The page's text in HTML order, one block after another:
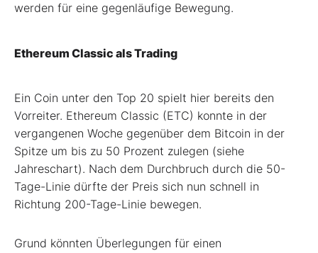
werden für eine gegenläufige Bewegung.
Ethereum Classic als Trading
Ein Coin unter den Top 20 spielt hier bereits den
Vorreiter. Ethereum Classic (ETC) konnte in der
vergangenen Woche gegenüber dem Bitcoin in der
Spitze um bis zu 50 Prozent zulegen (siehe
Jahreschart). Nach dem Durchbruch durch die 50-
Tage-Linie dürfte der Preis sich nun schnell in
Richtung 200-Tage-Linie bewegen.
Grund könnten Überlegungen für einen